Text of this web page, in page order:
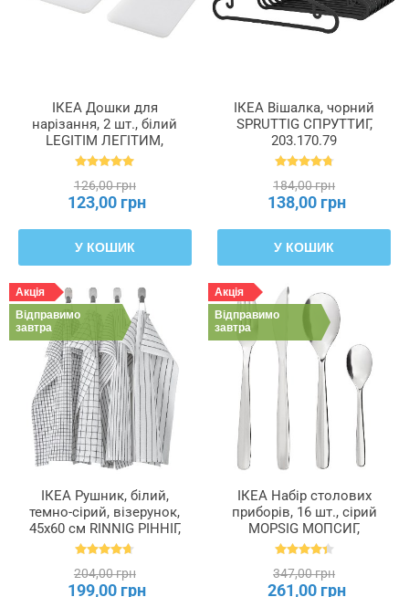
ІКЕА Дошки для
нарізання, 2 шт., білий
LEGITIM ЛЕГІТИМ,
705.567.03
126,00 грн
123,00 грн
У КОШИК
ІКЕА Вішалка, чорний
SPRUTTIG СПРУТТИГ,
203.170.79
184,00 грн
138,00 грн
У КОШИК
Акція
Відправимо
завтра
ІКЕА Рушник, білий,
темно-сірий, візерунок,
45x60 см RINNIG РІННІГ,
204.763.46
204,00 грн
199,00 грн
Акція
Відправимо
завтра
ІКЕА Набір столових
приборів, 16 шт., сірий
MOPSIG МОПСИГ,
003.430.03
347,00 грн
261,00 грн